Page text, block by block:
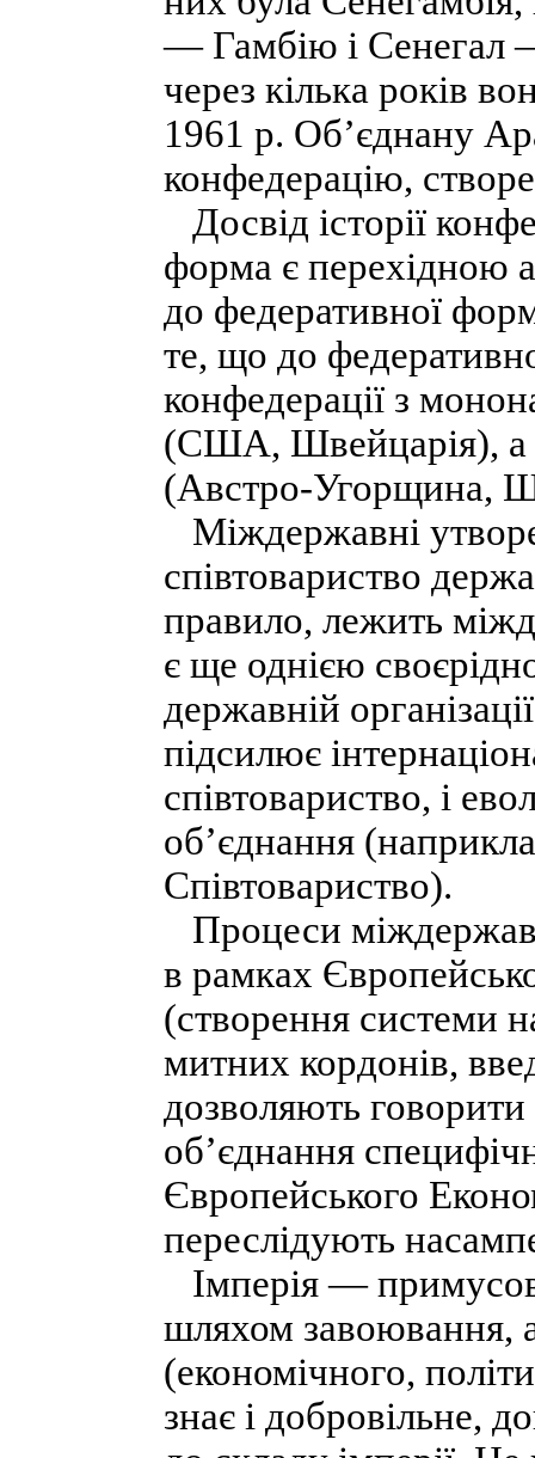
— Гамбію і Сенегал
через кілька років
1961 р. Об’єднану
конфедерацію,
Досвід історії
форма є перехідною
до федеративної
те, що до
конфедерації з
(США, Швейцарія), а
(Австро-Угорщина,
Міждержавні
співтовариство
правило, лежить
є ще однією
державній
підсилює
співтовариство, і
об’єднання
Співтовариство).
Процеси
в рамках
(створення системи
митних кордонів,
дозволяють
об’єднання
Європейського
переслідують
Імперія —
шляхом завоювання,
(економічного,
знає і добровільне,